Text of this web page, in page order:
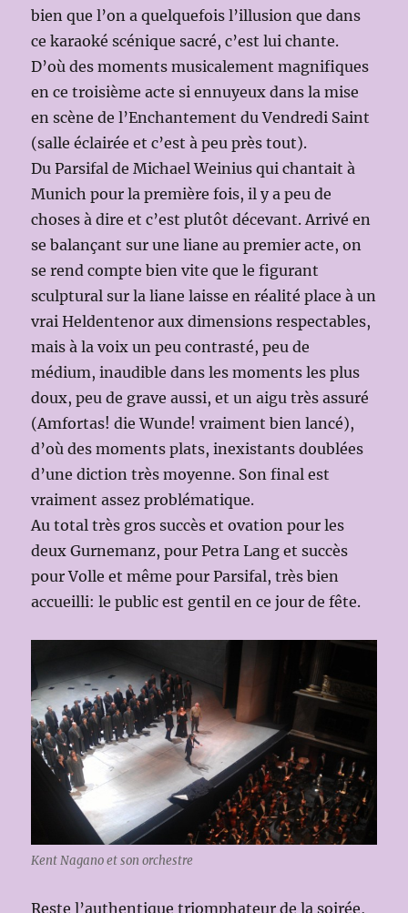
bien que l’on a quelquefois l’illusion que dans
ce karaoké scénique sacré, c’est lui chante.
D’où des moments musicalement magnifiques
en ce troisième acte si ennuyeux dans la mise
en scène de l’Enchantement du Vendredi Saint
(salle éclairée et c’est à peu près tout).
Du Parsifal de Michael Weinius qui chantait à
Munich pour la première fois, il y a peu de
choses à dire et c’est plutôt décevant. Arrivé en
se balançant sur une liane au premier acte, on
se rend compte bien vite que le figurant
sculptural sur la liane laisse en réalité place à un
vrai Heldentenor aux dimensions respectables,
mais à la voix un peu contrasté, peu de
médium, inaudible dans les moments les plus
doux, peu de grave aussi, et un aigu très assuré
(Amfortas! die Wunde! vraiment bien lancé),
d’où des moments plats, inexistants doublées
d’une diction très moyenne. Son final est
vraiment assez problématique.
Au total très gros succès et ovation pour les
deux Gurnemanz, pour Petra Lang et succès
pour Volle et même pour Parsifal, très bien
accueilli: le public est gentil en ce jour de fête.
Kent Nagano et son orchestre
Reste l’authentique triomphateur de la soirée,